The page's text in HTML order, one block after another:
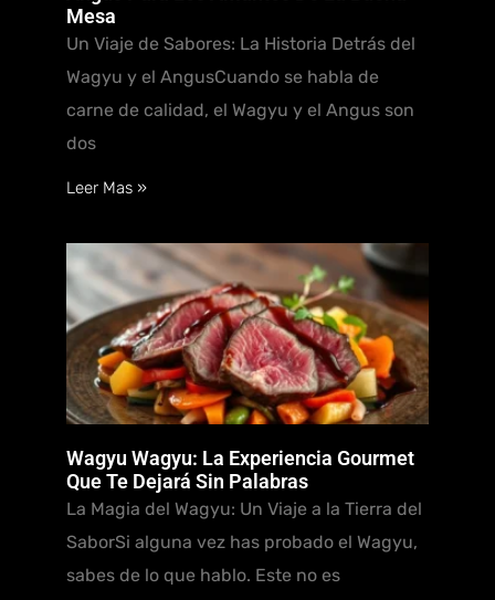
Mesa
Un Viaje de Sabores: La Historia Detrás del
Wagyu y el AngusCuando se habla de
carne de calidad, el Wagyu y el Angus son
dos
Leer Mas »
Wagyu Wagyu: La Experiencia Gourmet
Que Te Dejará Sin Palabras
La Magia del Wagyu: Un Viaje a la Tierra del
SaborSi alguna vez has probado el Wagyu,
sabes de lo que hablo. Este no es